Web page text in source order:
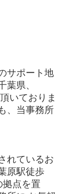
サポート地
葉県、
いておりま
、当事務所
れているお
原駅徒歩
拠点を置